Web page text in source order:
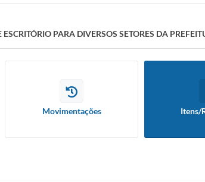
PARA DIVERSOS SETORES DA
Movimentações Itens/